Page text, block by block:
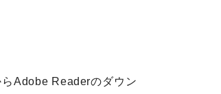
Adobe Readerのダウン